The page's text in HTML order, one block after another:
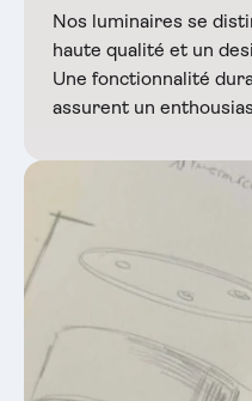
Nos luminaires se
haute qualité et un
Une fonctionnalité
assurent un